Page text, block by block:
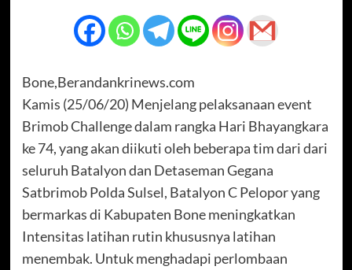
Bone,Berandankrinews.com
Kamis (25/06/20) Menjelang pelaksanaan event
Brimob Challenge dalam rangka Hari Bhayangkara
ke 74, yang akan diikuti oleh beberapa tim dari dari
seluruh Batalyon dan Detaseman Gegana
Satbrimob Polda Sulsel, Batalyon C Pelopor yang
bermarkas di Kabupaten Bone meningkatkan
Intensitas latihan rutin khususnya latihan
menembak. Untuk menghadapi perlombaan